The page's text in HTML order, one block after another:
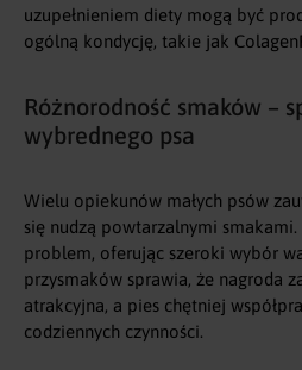
uzupełnieniem diety mogą być
ogólną kondycję, takie jak
Różnorodność smaków –
wybrednego psa
Wielu opiekunów małych psów
się nudzą powtarzalnymi
problem, oferując szeroki wybór
przysmaków sprawia, że nagroda
atrakcyjna, a pies chętniej
codziennych czynności.